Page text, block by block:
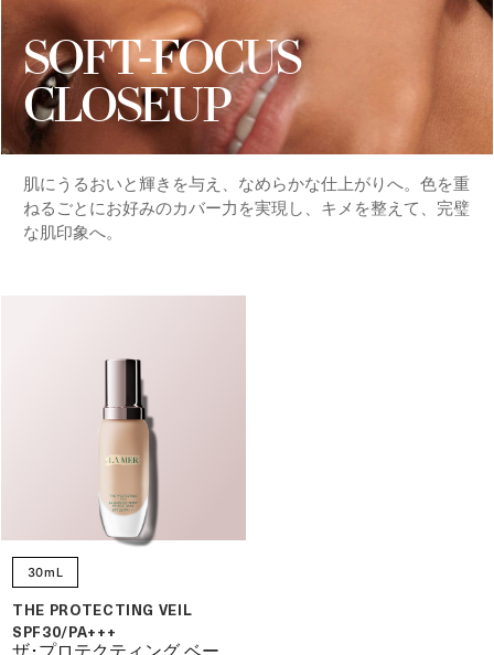
SOFT-FOCUS
CLOSEUP
肌にうるおいと輝きを与え、なめらかな仕上がりへ。色を重
ねるごとにお好みのカバー力を実現し、キメを整えて、完璧
な肌印象へ。
30mL
THE PROTECTING VEIL
SPF30/PA+++